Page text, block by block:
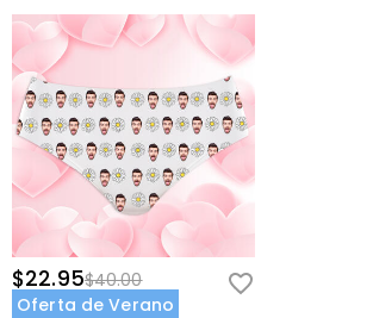
$22.95$40.00
Oferta de Verano